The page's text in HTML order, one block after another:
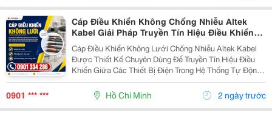
Cáp Điều Khiển Không Chống Nhiễu Altek
Kabel Giải Pháp Truyền Tín Hiệu Điều Khiển
Ổn Định Cho Công Trình
Cáp Điều Khiển Không Lưới Chống Nhiễu Altek Kabel
Được Thiết Kế Chuyên Dùng Để Truyền Tín Hiệu Điều
Khiển Giữa Các Thiết Bị Điện Trong Hệ Thống Tự Động
Hóa Và Điều Khiển Công Nghiệp. Dòng Cáp Này Không
Sử Dụng Lớp Lưới Chống Nhiễu, Phù Hợp Với Các...
0901 *** *** Hồ Chí Minh 2 ngày trước